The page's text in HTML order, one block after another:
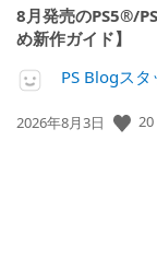
8月発売のPS5®/
め新作ガイド】
PS Blogスタ
公
2026年8月3日 20